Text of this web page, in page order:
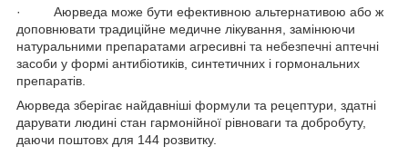
· Аюрведа може бути ефективною альтернативою або ж
доповнювати традиційне медичне лікування, замінюючи
натуральними препаратами агресивні та небезпечні аптечні
засоби у формі антибіотиків, синтетичних і гормональних
препаратів.
Аюрведа зберігає найдавніші формули та рецептури, здатні
дарувати людині стан гармонійної рівноваги та добробуту,
даючи поштовх для 144 розвитку.